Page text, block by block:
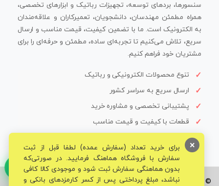
سنسورها، بردهای توسعه، تجهیزات رباتیک و ابزارهای تخصصی،
همراه مطمئن مهندسان، دانشجویان، تعمیرکاران و علاقه‌مندان
به الکترونیک است. ما با تضمین کیفیت، قیمت مناسب و ارسال
سریع، تلاش می‌کنیم تا تجربه‌ای ساده، مطمئن و حرفه‌ای را برای
مشتریان خود فراهم کنیم.
تنوع محصولات الکترونیکی و رباتیک
ارسال سریع به سراسر کشور
پشتیبانی تخصصی و مشاوره خرید
قطعات با کیفیت و قیمت مناسب
© تمامی حقوق برای فروشگاه تخصصی قم الکترونیک محفوظ می‌باشد.
برای خرید تعداد (سفارش عمده) لطفا قبل از ثبت
سفارش با فروشگاه هماهنگ فرمایید. در صورتی‌که
بدون هماهنگی سفارش ثبت شود و موجودی کالا کافی
نباشد، مبلغ پرداختی پس از کسر کارمزدهای بانکی و
×